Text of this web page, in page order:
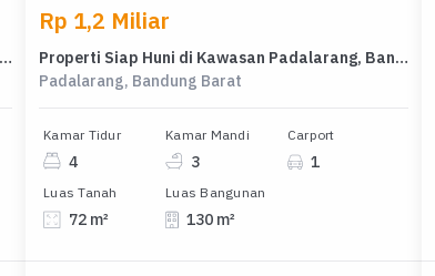
Dijual Rumah Strategis di Geger Kalong, Bandung - LT 132m²
Rp 1,2 Miliar
Properti Siap Huni di Kawasan Padalarang, Bandung Barat, LT 72m²
Padalarang, Bandung Barat
Kamar Tidur
4
Kamar Mandi
3
Carport
1
Luas Tanah
72 m²
Luas Bangunan
130 m²